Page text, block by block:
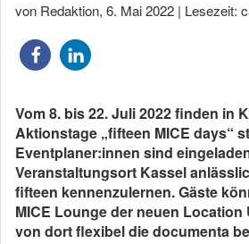
von Redaktion, 6. Mai 2022 | Lesezeit:
Vom 8. bis 22. Juli 2022 finden in
Aktionstage „fifteen MICE days“
Eventplaner:innen sind
Veranstaltungsort Kassel
fifteen kennenzulernen. Gäste
MICE Lounge der neuen Location
von dort flexibel die documenta